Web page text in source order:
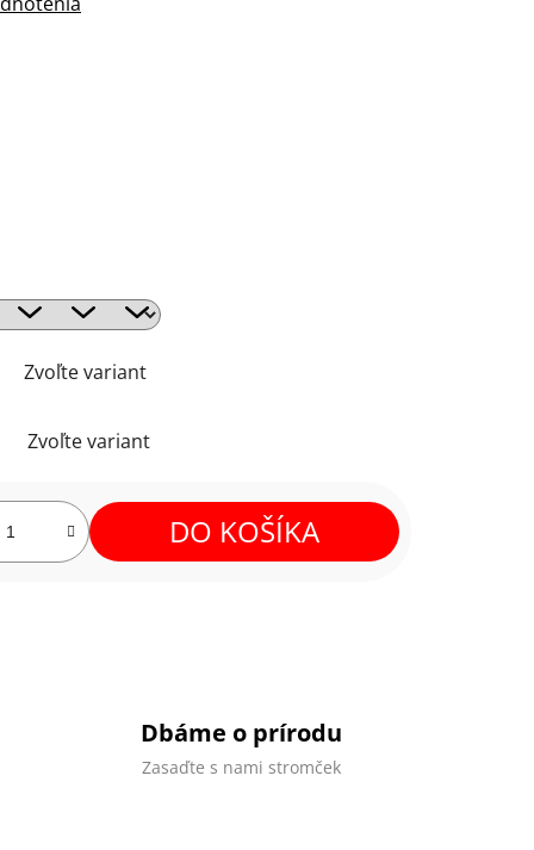
Zvoľte variant
Zvoľte variant
DO KOŠÍKA
Dbáme o prírodu
Zasaďte s nami stromček